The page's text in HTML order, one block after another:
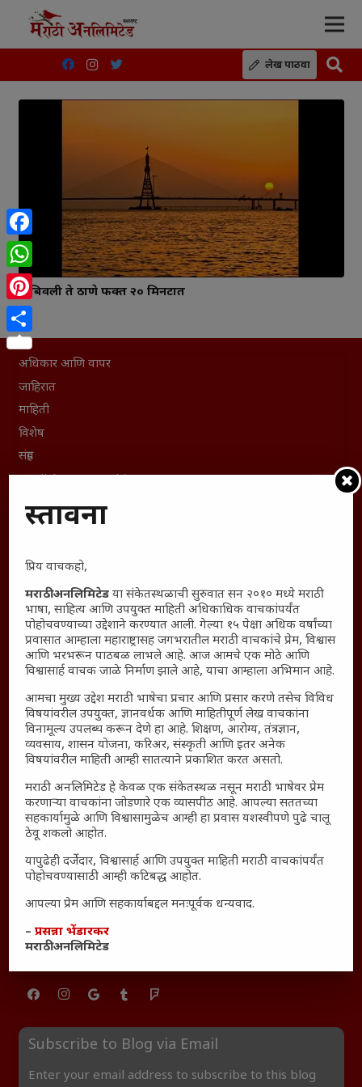
लेख पाठवा
डोंबिवली ते ठाणे फक्त २० मिनटात
अधिकार आणि वापर
जाहिरात
माहिती
विशेष
संग्रह
English To Marathi
English To Hindi
Kruti Dev Unicode
Shop Unlimited
Thought For The Day
सामान्य आजारांवर गावठी उपाय – घरच्या घरी मिळवा प्राथमिक
आराम
आजच्या युगातील तरुण पिढी कुठे हरवली?
महाराष्ट्रातील किल्ल्यांचे महत्त्व : स्वराज्याच्या वैभवशाली इतिहासाचे
साक्षीदार
₹370 ची बिर्याणी” आणि हरवत चाललेली संवेदनशीलता : आजच्या
तरुणांच्या मनात नेमकं काय चाललंय?
यश आणि आत्मविश्वास: स्वप्नांना वास्तवात बदलण्याची शक्ती
महाराष्ट्रातील बदलत्या हवामानाचा शेतीवर वाढता परिणाम:
शेतकऱ्यांसमोरील नवीन आव्हाने आणि संधी
महाराष्ट्र आणि संपूर्ण भारतातील शेतकऱ्यांना मान्सूनचे महत्त्व
‘कॉकरोच जनता पार्टी’ची वेबसाईट अचानक डाउन; सोशल
मीडियावर चर्चांना उधाण
सार्वजनिक नोंद: पेमेंट डिफॉल्ट प्रकरण – Kris Ankem [FFME]
धावपळीच्या जीवनात शांततेचा शोध – Meditation का आवश्यक
आहे?
Subscribe to Blog via Email
Enter your email address to subscribe to this blog
Facebook
WhatsApp
Pinterest
Share
प्रस्तावना
प्रिय वाचकहो,
मराठी अनलिमिटेड या संकेतस्थळाची सुरुवात सन २०१० मध्ये मराठी
भाषा, साहित्य आणि उपयुक्त माहिती अधिकाधिक वाचकांपर्यंत
पोहोचवण्याच्या उद्देशाने करण्यात आली. गेल्या १५ पेक्षा अधिक वर्षांच्या
प्रवासात आम्हाला महाराष्ट्रासह जगभरातील मराठी वाचकांचे प्रेम, विश्वास
आणि भरभरून पाठबळ लाभले आहे. आज आमचे एक मोठे आणि
विश्वासार्ह वाचक जाळे निर्माण झाले आहे, याचा आम्हाला अभिमान आहे.
आमचा मुख्य उद्देश मराठी भाषेचा प्रचार आणि प्रसार करणे तसेच विविध
विषयांवरील उपयुक्त, ज्ञानवर्धक आणि माहितीपूर्ण लेख वाचकांना
विनामूल्य उपलब्ध करून देणे हा आहे. शिक्षण, आरोग्य, तंत्रज्ञान,
व्यवसाय, शासन योजना, करिअर, संस्कृती आणि इतर अनेक
विषयांवरील माहिती आम्ही सातत्याने प्रकाशित करत असतो.
मराठी अनलिमिटेड हे केवळ एक संकेतस्थळ नसून मराठी भाषेवर प्रेम
करणाऱ्या वाचकांना जोडणारे एक व्यासपीठ आहे. आपल्या सततच्या
सहकार्यामुळे आणि विश्वासामुळेच आम्ही हा प्रवास यशस्वीपणे पुढे चालू
ठेवू शकलो आहोत.
यापुढेही दर्जेदार, विश्वासार्ह आणि उपयुक्त माहिती मराठी वाचकांपर्यंत
पोहोचवण्यासाठी आम्ही कटिबद्ध आहोत.
आपल्या प्रेम आणि सहकार्याबद्दल मनःपूर्वक धन्यवाद.
–प्रसन्ना भेंडारकर
मराठी अनलिमिटेड